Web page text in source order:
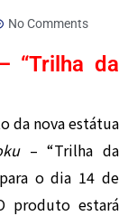
No Comments
“Trilha da
da nova estátua
– “Trilha da
o dia 14 de
produto estará